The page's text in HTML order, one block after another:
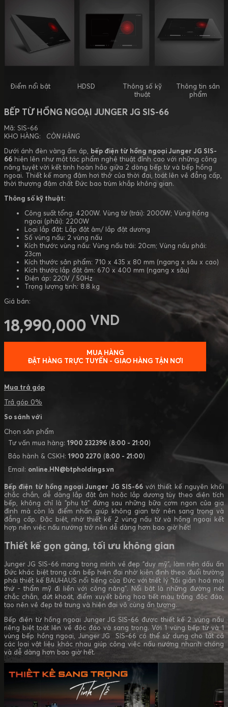
Điểm nổi bật HDSD
Thông số kỹ
thuật
Thông tin sản
phẩm
BẾP TỪ HỒNG NGOẠI JUNGER JG SIS-66
Mã: SIS-66
KHO HÀNG:
CÒN HÀNG
Dưới ánh đèn vàng ấm áp, bếp điện từ hồng ngoại Junger JG SIS-
66 hiện lên như một tác phẩm nghệ thuật đỉnh cao với những công
năng tuyệt vời kết tinh hoàn hảo giữa 2 dòng bếp từ và bếp hồng
ngoại. Thiết kế mang đậm hơi thở của thời đại, toát lên vẻ đẳng cấp,
thời thượng đậm chất Đức bao trùm khắp không gian.
Thông số kỹ thuật:
Công suất tổng: 4200W. Vùng từ (trái): 2000W; Vùng hồng
ngoại (phải): 2200W
Loại lắp đặt: Lắp đặt âm/ lắp đặt dương
Số vùng nấu: 2 vùng nấu
Kích thước vùng nấu: Vùng nấu trái: 20cm; Vùng nấu phải:
23cm
Kích thước sản phẩm: 710 x 435 x 80 mm (ngang x sâu x cao)
Kích thước lắp đặt âm: 670 x 400 mm (ngang x sâu)
Điện áp: 220V / 50Hz
Trọng lượng tịnh: 8.8 kg
Giá bán:
18,990,000 VND
MUA HÀNG
ĐẶT HÀNG TRỰC TUYẾN - GIAO HÀNG TẬN NƠI
Mua trả góp
Trả góp 0%
So sánh với
Chọn sản phẩm
Tư vấn mua hàng: 1900 232396 (8:00 - 21:00)
Bảo hành & CSKH: 1900 2270 (8:00 - 21:00)
Email: online.HN@btpholdings.vn
Bếp điện từ hồng ngoại Junger JG SIS-66với thiết kế nguyên khối
chắc chắn, dễ dàng lắp đặt âm hoặc lắp dương tùy theo diện tích
bếp, không chỉ là "phụ tá" đứng sau những bữa cơm ngon của gia
đình mà còn là điểm nhấn giúp không gian trở nên sang trọng và
đẳng cấp. Đặc biệt, nhờ thiết kế 2 vùng nấu từ và hồng ngoại kết
hợp nên việc nấu nướng trở nên dễ dàng hơn bao giờ hết!
Thiết kế gọn gàng, tối ưu không gian
Junger JG SIS-66 mang trong mình vẻ đẹp "duy mỹ", làm nên dấu ấn
Đức khác biệt trong căn bếp hiện đại nhờ kiên định theo đuổi trường
phái thiết kế BAUHAUS nổi tiếng của Đức với triết lý “tối giản hoá mọi
thứ - thẩm mỹ đi liền với công năng”. Nổi bật là những đường nét
chắc chắn, dứt khoát, điểm xuyết bằng họa tiết màu trắng độc đáo,
tạo nên vẻ đẹp trẻ trung và hiện đại vô cùng ấn tượng.
Bếp điện từ hồng ngoại Junger JG SIS-66 được thiết kế 2 vùng nấu
riêng biệt toát lên vẻ độc đáo và sang trọng. Với 1 vùng bếp từ và 1
vùng bếp hồng ngoại, Junger JG SIS-66 có thể sử dụng cho tất cả
các loại vật liệu khác nhau giúp công việc nấu nướng nhanh chóng
và dễ dàng hơn bao giờ hết.